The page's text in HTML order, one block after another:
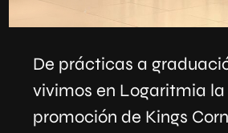
De prácticas a
vivimos en Logaritmia
promoción de Kings